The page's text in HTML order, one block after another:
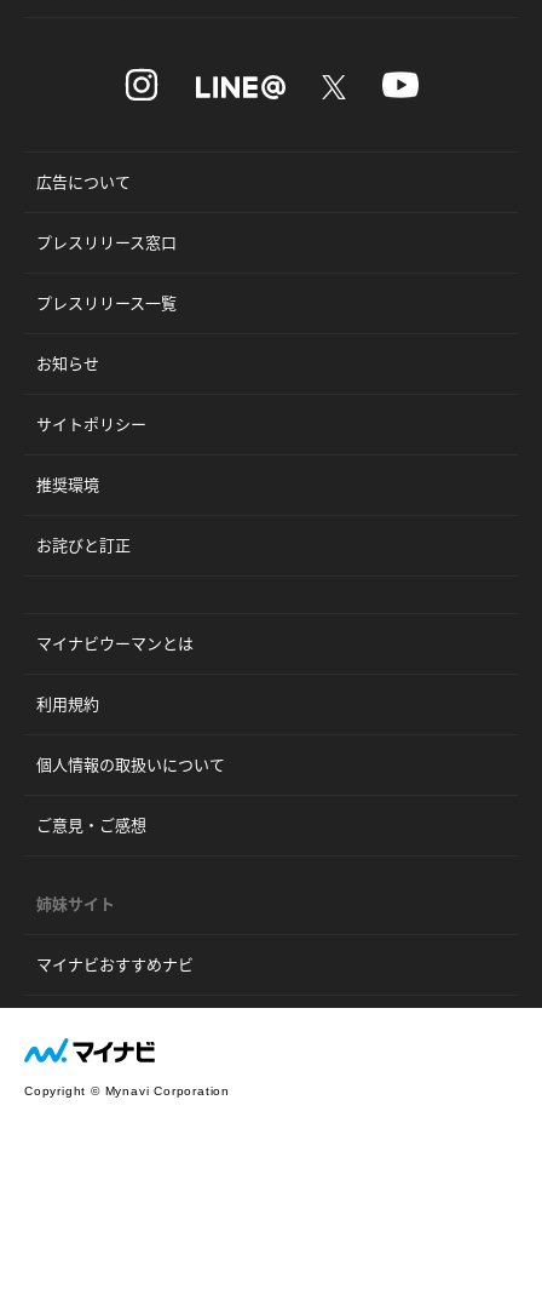
広告について
プレスリリース窓口
プレスリリース一覧
お知らせ
サイトポリシー
推奨環境
お詫びと訂正
マイナビウーマンとは
利用規約
個人情報の取扱いについて
ご意見・ご感想
姉妹サイト
マイナビおすすめナビ
Copyright © Mynavi Corporation